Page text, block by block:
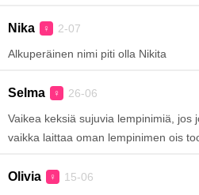
Nika ♀ 2-07
Alkuperäinen nimi piti olla Nikita
Selma ♀ 26-06
Vaikea keksiä sujuvia lempinimiä, jos
vaikka laittaa oman lempinimen ois
Olivia ♀ 15-06